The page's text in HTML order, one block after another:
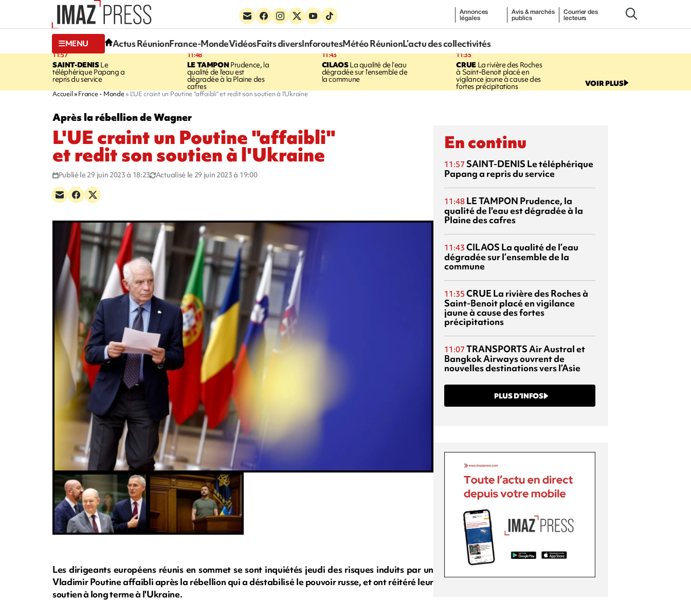
Annonces
légales
Avis & marchés
publics
Courrier des
lecteurs
MENU Actus RéunionFrance-MondeVidéosFaits diversInforoutesMétéo RéunionL’actu des collectivités
11:57
SAINT-DENISLe
téléphérique Papang a
repris du service
11:48
LE TAMPONPrudence, la
qualité de l'eau est
dégradée à la Plaine des
cafres
11:43
CILAOSLa qualité de l’eau
dégradée sur l’ensemble de
la commune
11:35
CRUELa rivière des Roches
à Saint-Benoit placé en
vigilance jaune à cause des
fortes précipitations VOIR PLUS
Accueil France - Monde L'UE craint un Poutine "affaibli" et redit son soutien à l'Ukraine
Après la rébellion de Wagner
L'UE craint un Poutine "affaibli"
et redit son soutien à l'Ukraine
Publié le 29 juin 2023 à 18:23 Actualisé le 29 juin 2023 à 19:00
Les dirigeants européens réunis en sommet se sont inquiétés jeudi des risques induits par un
Vladimir Poutine affaibli après la rébellion qui a déstabilisé le pouvoir russe, et ont réitéré leur
soutien à long terme à l'Ukraine.
En continu
11:57 SAINT-DENIS Le téléphérique
Papang a repris du service
11:48 LE TAMPON Prudence, la
qualité de l'eau est dégradée à la
Plaine des cafres
11:43 CILAOS La qualité de l’eau
dégradée sur l’ensemble de la
commune
11:35 CRUE La rivière des Roches à
Saint-Benoit placé en vigilance
jaune à cause des fortes
précipitations
11:07 TRANSPORTSAir Austral et
Bangkok Airways ouvrent de
nouvelles destinations vers l’Asie
PLUS D’INFOS